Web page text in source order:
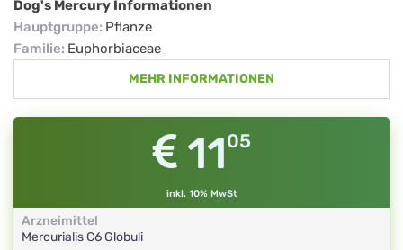
Dog's Mercury Informationen
Hauptgruppe: Pflanze
Familie: Euphorbiaceae
MEHR INFORMATIONEN
1105
inkl. 10% MwSt
Arzneimittel
MercurialisC6Globuli